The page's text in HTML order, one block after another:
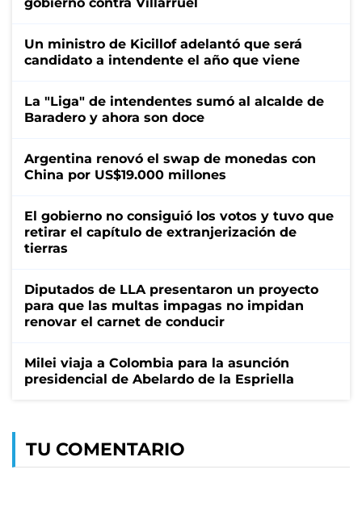
Un ministro de Kicillof adelantó que será
candidato a intendente el año que viene
La "Liga" de intendentes sumó al alcalde de
Baradero y ahora son doce
Argentina renovó el swap de monedas con
China por US$19.000 millones
El gobierno no consiguió los votos y tuvo que
retirar el capítulo de extranjerización de
tierras
Diputados de LLA presentaron un proyecto
para que las multas impagas no impidan
renovar el carnet de conducir
Milei viaja a Colombia para la asunción
presidencial de Abelardo de la Espriella
TU COMENTARIO